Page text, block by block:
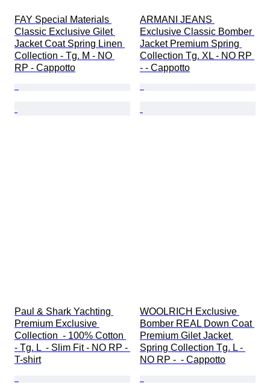
FAY Special Materials
Classic Exclusive Gilet
Jacket Coat Spring Linen
Collection - Tg. M - NO
RP - Cappotto
ARMANI JEANS
Exclusive Classic Bomber
Jacket Premium Spring
Collection Tg. XL - NO RP
- - Cappotto
Paul & Shark Yachting
Premium Exclusive
Collection  - 100% Cotton
- Tg. L  - Slim Fit - NO RP -
T-shirt
WOOLRICH Exclusive
Bomber REAL Down Coat
Premium Gilet Jacket
Spring Collection Tg. L -
NO RP -  - Cappotto